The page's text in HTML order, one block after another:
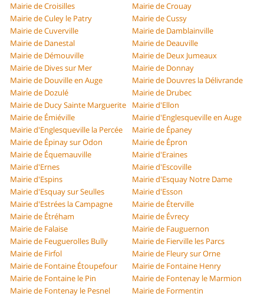
Mairie de Croisilles
Mairie de Crouay
Mairie de Culey le Patry
Mairie de Cussy
Mairie de Cuverville
Mairie de Damblainville
Mairie de Danestal
Mairie de Deauville
Mairie de Démouville
Mairie de Deux Jumeaux
Mairie de Dives sur Mer
Mairie de Donnay
Mairie de Douville en Auge
Mairie de Douvres la Délivrande
Mairie de Dozulé
Mairie de Drubec
Mairie de Ducy Sainte Marguerite
Mairie d'Ellon
Mairie de Émiéville
Mairie d'Englesqueville en Auge
Mairie d'Englesqueville la Percée
Mairie de Épaney
Mairie de Épinay sur Odon
Mairie de Épron
Mairie de Équemauville
Mairie d'Eraines
Mairie d'Ernes
Mairie d'Escoville
Mairie d'Espins
Mairie d'Esquay Notre Dame
Mairie d'Esquay sur Seulles
Mairie d'Esson
Mairie d'Estrées la Campagne
Mairie de Éterville
Mairie de Étréham
Mairie de Évrecy
Mairie de Falaise
Mairie de Fauguernon
Mairie de Feuguerolles Bully
Mairie de Fierville les Parcs
Mairie de Firfol
Mairie de Fleury sur Orne
Mairie de Fontaine Étoupefour
Mairie de Fontaine Henry
Mairie de Fontaine le Pin
Mairie de Fontenay le Marmion
Mairie de Fontenay le Pesnel
Mairie de Formentin